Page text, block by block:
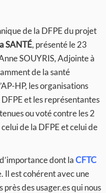
de la DFPE du projet
SANTÉ, présenté le 23
SOUYRIS, Adjointe à
de la santé
HP, les organisations
et les représentantes
ou voté contre les 2
de la DFPE et celui de
dont laCFTC
Il est cohérent avec une
des usager.es qui nous